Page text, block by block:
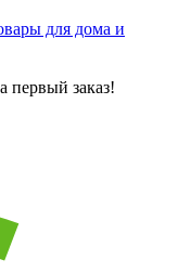
для дома и
первый заказ!